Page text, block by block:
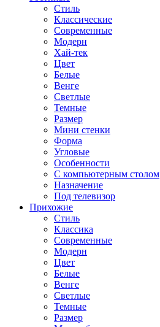
Стиль
Классические
Современные
Модерн
Хай-тек
Цвет
Белые
Венге
Светлые
Темные
Размер
Мини стенки
Форма
Угловые
Особенности
С компьютерным столом
Назначение
Под телевизор
Прихожие
Стиль
Классика
Современные
Модерн
Цвет
Белые
Венге
Светлые
Темные
Размер